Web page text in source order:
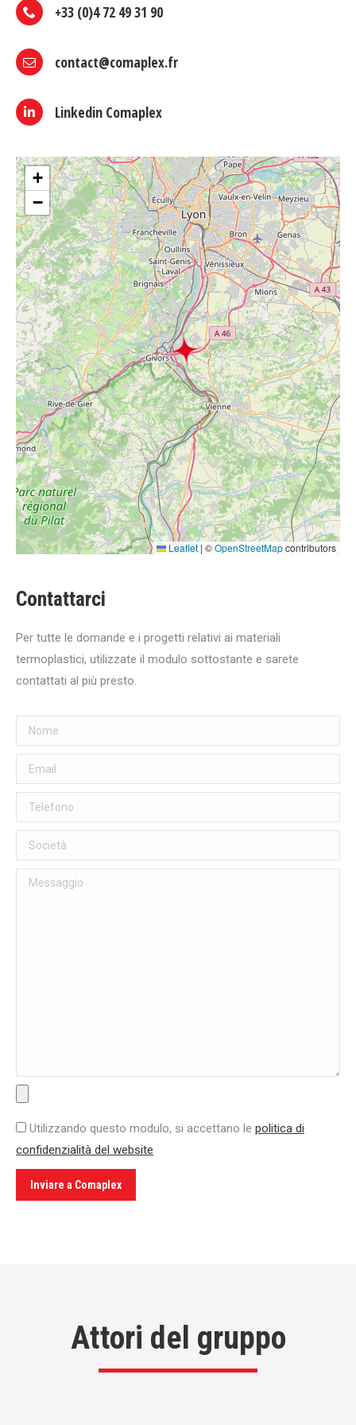
+33 (0)4 72 49 31 90
contact@comaplex.fr
Linkedin Comaplex
+
−
Leaflet | ©OpenStreetMapcontributors
Contattarci
Per tutte le domande e i progetti relativi ai materiali
termoplastici, utilizzate il modulo sottostante e sarete
contattati al più presto.
Utilizzando questo modulo, si accettano le politica di
confidenzialità del website
Attori del gruppo